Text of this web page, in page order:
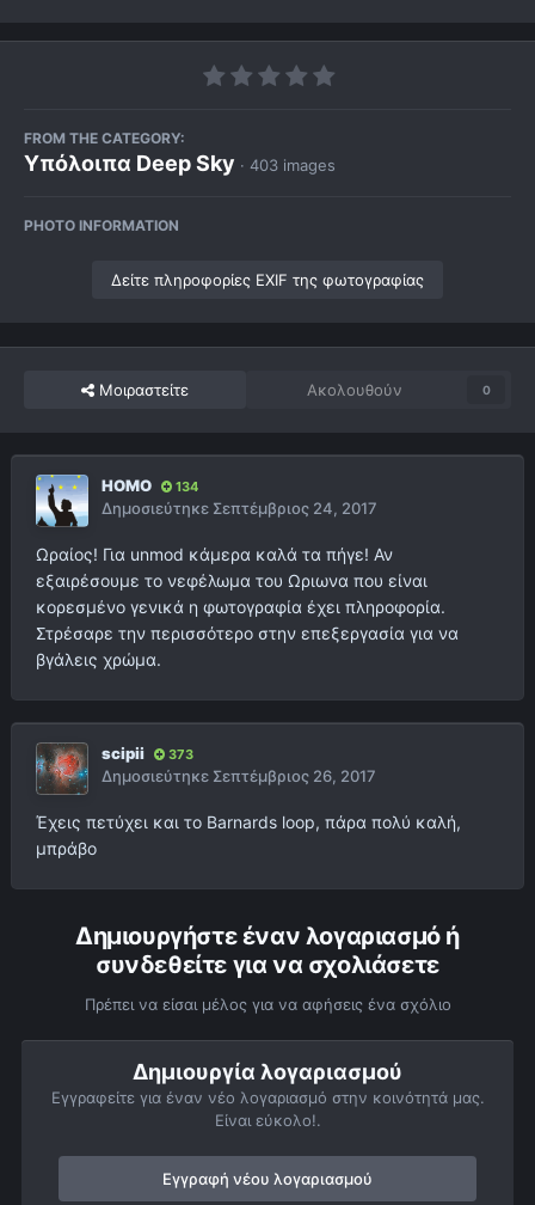
FROM THE CATEGORY:
Υπόλοιπα Deep Sky · 403 images
PHOTO INFORMATION
Δείτε πληροφορίες EXIF της φωτογραφίας
Μοιραστείτε Ακολουθούν 0
HOMO 134
Δημοσιεύτηκε Σεπτέμβριος 24, 2017
Ωραίος! Για unmod κάμερα καλά τα πήγε! Αν
εξαιρέσουμε το νεφέλωμα του Ωριωνα που είναι
κορεσμένο γενικά η φωτογραφία έχει πληροφορία.
Στρέσαρε την περισσότερο στην επεξεργασία για να
βγάλεις χρώμα.
scipii 373
Δημοσιεύτηκε Σεπτέμβριος 26, 2017
Έχεις πετύχει και το Barnards loop, πάρα πολύ καλή,
μπράβο
Δημιουργήστε έναν λογαριασμό ή
συνδεθείτε για να σχολιάσετε
Πρέπει να είσαι μέλος για να αφήσεις ένα σχόλιο
Δημιουργία λογαριασμού
Εγγραφείτε για έναν νέο λογαριασμό στην κοινότητά μας.
Είναι εύκολο!.
Εγγραφή νέου λογαριασμού